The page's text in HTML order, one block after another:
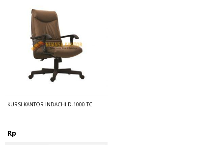
KURSI KANTOR INDACHI D-1000 TC
Rp